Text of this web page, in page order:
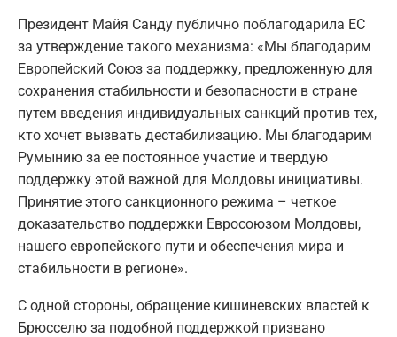
Президент Майя Санду публично поблагодарила ЕС
за утверждение такого механизма: «Мы благодарим
Европейский Союз за поддержку, предложенную для
сохранения стабильности и безопасности в стране
путем введения индивидуальных санкций против тех,
кто хочет вызвать дестабилизацию. Мы благодарим
Румынию за ее постоянное участие и твердую
поддержку этой важной для Молдовы инициативы.
Принятие этого санкционного режима – четкое
доказательство поддержки Евросоюзом Молдовы,
нашего европейского пути и обеспечения мира и
стабильности в регионе».
С одной стороны, обращение кишиневских властей к
Брюсселю за подобной поддержкой призвано